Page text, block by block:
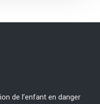
de l’enfant en danger